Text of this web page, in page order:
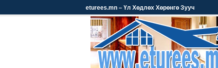
eturees.mn – Үл Хөдлөх Хөрөнгө Зууч